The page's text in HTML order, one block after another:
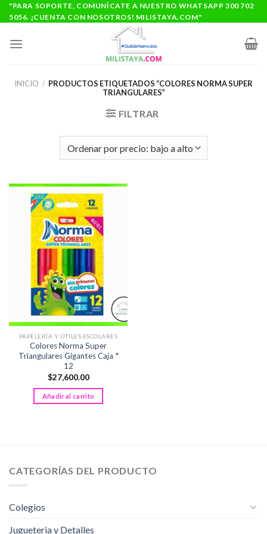
Saltar
al
"PARA SOPORTE, COMUNÍCATE A NUESTRO WHATSAPP 300 702
5056. ¡CUENTA CON NOSOTROS! MILISTAYA.COM"
INICIO / PRODUCTOS ETIQUETADOS “COLORES NORMA SUPER
TRIANGULARES”
FILTRAR
PAPELERÍA Y ÚTILES ESCOLARES
Colores Norma Super
Triangulares Gigantes Caja *
12
$27,600.00
Añadir al carrito
CATEGORÍAS DEL PRODUCTO
Colegios
Jugueteria y Detalles